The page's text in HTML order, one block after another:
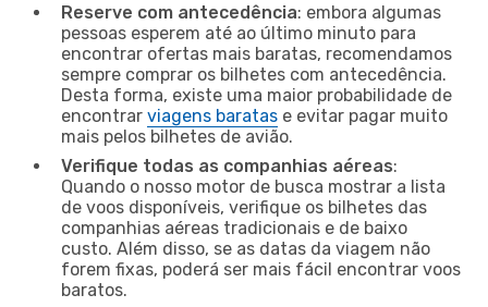
Reserve com antecedência: embora algumas
pessoas esperem até ao último minuto para
encontrar ofertas mais baratas, recomendamos
sempre comprar os bilhetes com antecedência.
Desta forma, existe uma maior probabilidade de
encontrar viagens baratas e evitar pagar muito
mais pelos bilhetes de avião.
Verifique todas as companhias aéreas:
Quando o nosso motor de busca mostrar a lista
de voos disponíveis, verifique os bilhetes das
companhias aéreas tradicionais e de baixo
custo. Além disso, se as datas da viagem não
forem fixas, poderá ser mais fácil encontrar voos
baratos.